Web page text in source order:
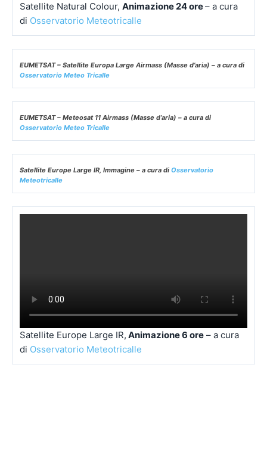
Satellite Natural Colour, Animazione 24 ore– a cura
di Osservatorio Meteotricalle
EUMETSAT – Satellite Europa Large Airmass (Masse d’aria) – a cura di
Osservatorio Meteo Tricalle
EUMETSAT – Meteosat 11 Airmass (Masse d’aria) – a cura di
Osservatorio Meteo Tricalle
Satellite Europe Large IR, Immagine – a cura di Osservatorio
Meteotricalle
Satellite Europe Large IR, Animazione 6 ore – a cura
di Osservatorio Meteotricalle